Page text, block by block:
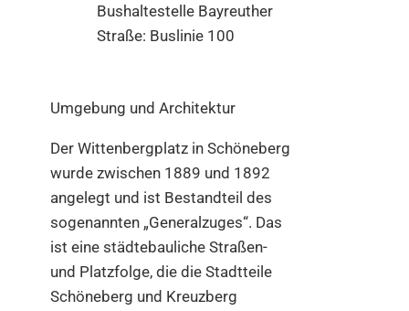
Bushaltestelle Bayreuther
Straße: Buslinie 100
Umgebung und Architektur
Der Wittenbergplatz in Schöneberg
wurde zwischen 1889 und 1892
angelegt und ist Bestandteil des
sogenannten „Generalzuges“. Das
ist eine städtebauliche Straßen-
und Platzfolge, die die Stadtteile
Schöneberg und Kreuzberg